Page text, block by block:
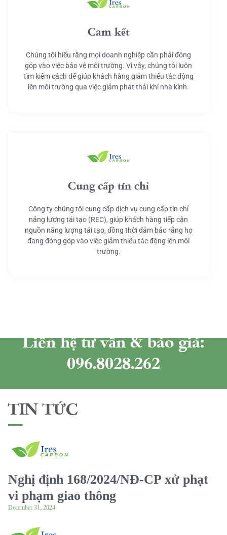
Cam kết
Chúng tôi hiểu rằng mọi doanh nghiệp cần phải đóng
góp vào việc bảo vệ môi trường. Vì vậy, chúng tôi luôn
tìm kiếm cách để giúp khách hàng giảm thiểu tác động
lên môi trường qua việc giảm phát thải khí nhà kính.
Cung cấp tín chỉ
Công ty chúng tôi cung cấp dịch vụ cung cấp tín chỉ
năng lượng tái tạo (REC), giúp khách hàng tiếp cận
nguồn năng lượng tái tạo, đồng thời đảm bảo rằng họ
đang đóng góp vào việc giảm thiểu tác động lên môi
trường.
Liên hệ tư vấn & báo giá:
096.8028.262
TIN TỨC
Nghị định 168/2024/NĐ-CP xử phạt
vi phạm giao thông
December 31, 2024